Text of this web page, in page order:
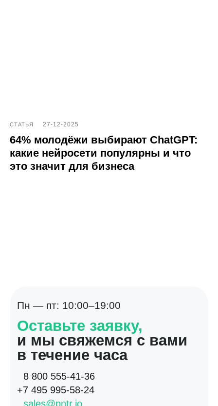
СТАТЬЯ 27-12-2025
64% молодёжи выбирают ChatGPT:
какие нейросети популярны и что
это значит для бизнеса